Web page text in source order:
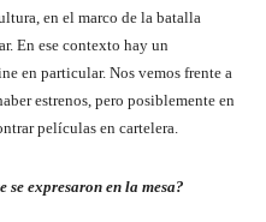
en el marco de la batalla
En ese contexto hay un
en particular. Nos vemos frente a
estrenos, pero posiblemente en
películas en cartelera.
se expresaron en la mesa?